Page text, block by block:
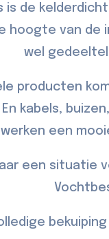
is de
hoogte van
wel
producten
kabels,
een
een situatie